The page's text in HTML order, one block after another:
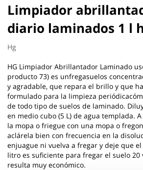
Limpiador
diario laminados 1 l
Hg
HG Limpiador Abrillantador Laminado
producto 73) es unfregasuelos
y agradable, que repara el brillo y que
formulado para la limpieza
de todo tipo de suelos de laminado.
en medio cubo (5 L) de agua templada.
la mopa o friegue con una mopa o
aclárela bien con frecuencia en la
enjuague ni vuelva a fregar y deje que el
litro es suficiente para fregar el suelo 20
resulta muy económico.
Saltar
al
comienzo
de
la
galería
de
imágenes